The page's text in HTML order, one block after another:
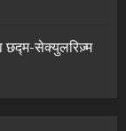
छद्म-सेक्युलरिज़्म